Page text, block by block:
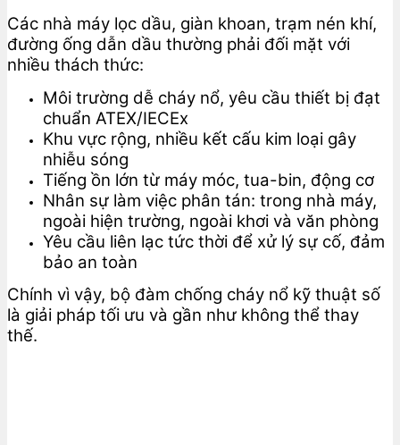
Các nhà máy lọc dầu, giàn khoan, trạm nén khí,
đường ống dẫn dầu thường phải đối mặt với
nhiều thách thức:
Môi trường dễ cháy nổ, yêu cầu thiết bị đạt
chuẩn ATEX/IECEx
Khu vực rộng, nhiều kết cấu kim loại gây
nhiễu sóng
Tiếng ồn lớn từ máy móc, tua-bin, động cơ
Nhân sự làm việc phân tán: trong nhà máy,
ngoài hiện trường, ngoài khơi và văn phòng
Yêu cầu liên lạc tức thời để xử lý sự cố, đảm
bảo an toàn
Chính vì vậy, bộ đàm chống cháy nổ kỹ thuật số
là giải pháp tối ưu và gần như không thể thay
thế.